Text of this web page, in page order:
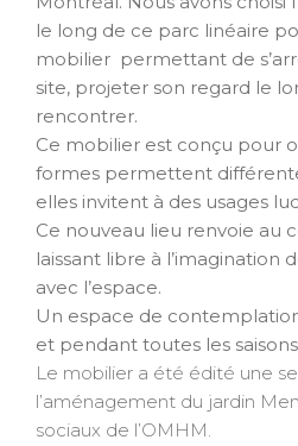
le long de ce parc linéaire
mobilier permettant de
site, projeter son regard le
rencontrer.
Ce mobilier est conçu pour
formes permettent
elles invitent à des usages
Ce nouveau lieu renvoie au
laissant libre à l’imagination
avec l’espace.
Un espace de
et pendant toutes les
Le mobilier a été édité une
l’aménagement du jardin
sociaux de l’OMHM.